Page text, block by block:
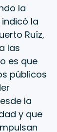
la
la
Ruíz,
las
es que
públicos
la
y que